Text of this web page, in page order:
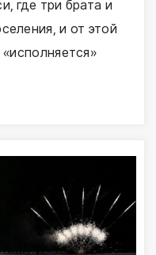
где три брата и
и от этой